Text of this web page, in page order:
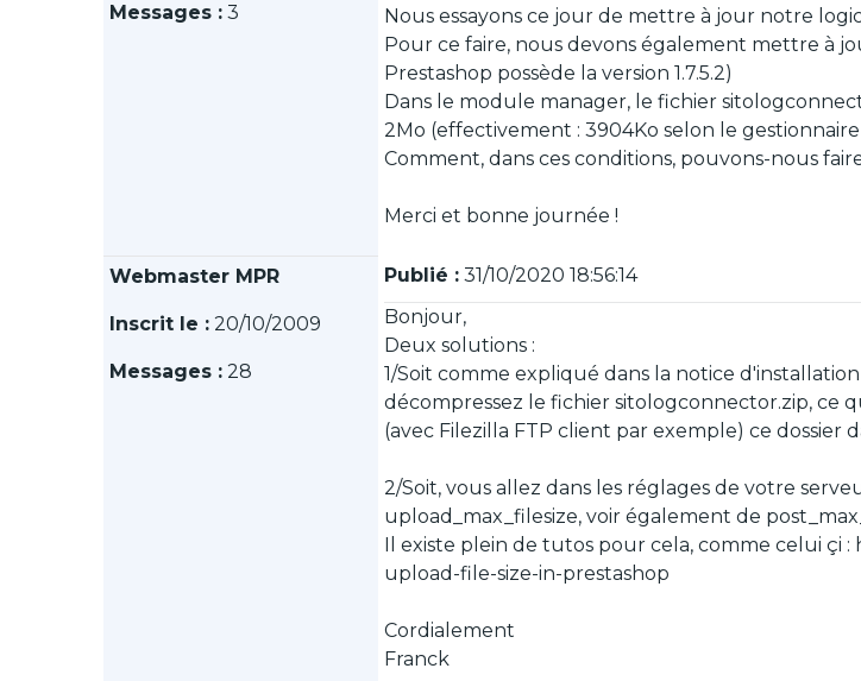
Messages : 3
Nous essayons ce jour de mettre à jour notre
Pour ce faire, nous devons également mettre à
Prestashop possède la version 1.7.5.2)
Dans le module manager, le fichier
2Mo (effectivement : 3904Ko selon le
Comment, dans ces conditions, pouvons-nous
Merci et bonne journée !
Webmaster MPR
Inscrit le : 20/10/2009
Messages : 28
Publié : 31/10/2020 18:56:14
Bonjour,
Deux solutions :
1/Soit comme expliqué dans la notice
décompressez le fichier sitologconnector.zip, ce
(avec Filezilla FTP client par exemple) ce dossier
2/Soit, vous allez dans les réglages de votre
upload_max_filesize, voir également de
Il existe plein de tutos pour cela, comme celui
upload-file-size-in-prestashop
Cordialement
Franck